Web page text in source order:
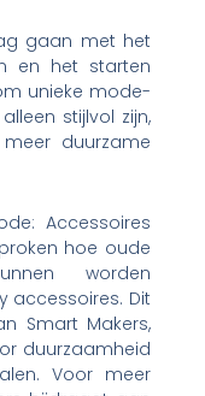
gaan met het
en het starten
unieke mode-
stijlvol zijn,
duurzame
Accessoires
hoe oude
worden
accessoires. Dit
Smart Makers,
duurzaamheid
Voor meer